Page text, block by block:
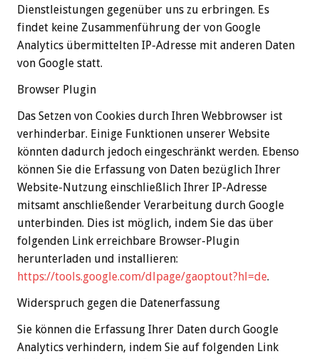
Dienstleistungen gegenüber uns zu erbringen. Es
findet keine Zusammenführung der von Google
Analytics übermittelten IP-Adresse mit anderen Daten
von Google statt.
Browser Plugin
Das Setzen von Cookies durch Ihren Webbrowser ist
verhinderbar. Einige Funktionen unserer Website
könnten dadurch jedoch eingeschränkt werden. Ebenso
können Sie die Erfassung von Daten bezüglich Ihrer
Website-Nutzung einschließlich Ihrer IP-Adresse
mitsamt anschließender Verarbeitung durch Google
unterbinden. Dies ist möglich, indem Sie das über
folgenden Link erreichbare Browser-Plugin
herunterladen und installieren:
https://tools.google.com/dlpage/gaoptout?hl=de.
Widerspruch gegen die Datenerfassung
Sie können die Erfassung Ihrer Daten durch Google
Analytics verhindern, indem Sie auf folgenden Link